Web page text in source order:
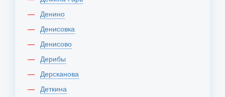
Денино
Денисовка
Денисово
Дерибы
Дерсканова
Деткина